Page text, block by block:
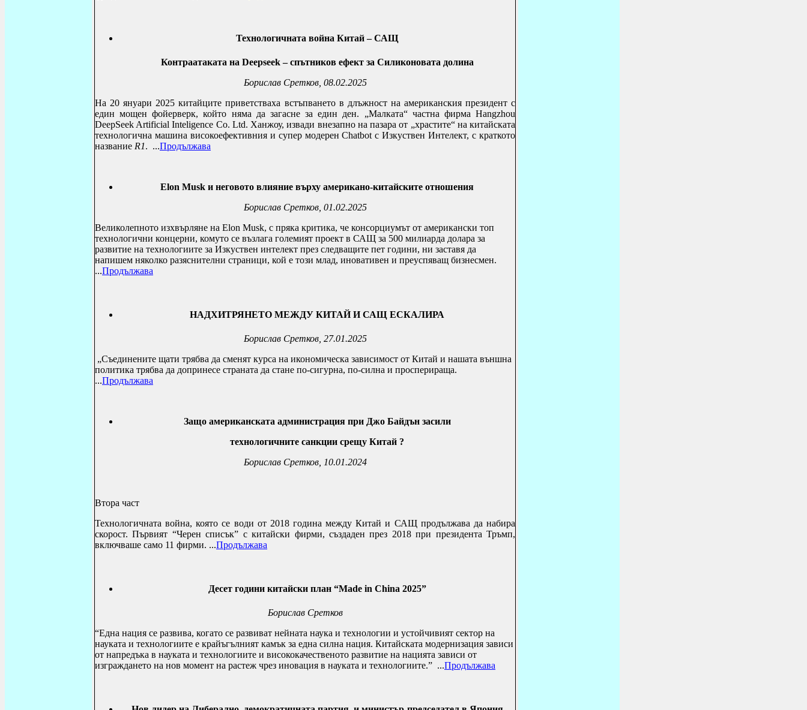
Технологичната война Китай – САЩ
Контраатаката на Deepseek– спътников ефект за Силиконовата долина
Борислав Сретков, 08.02.2025
На 20 януари 2025 китайците приветстваха встъпването в длъжност на американския президент с
един мощен фойерверк, който няма да загасне за един ден. „Малката“ частна фирма Hangzhou
DeepSeek Artificial Inteligence Co. Ltd. Ханжоу, извади внезапно на пазара от „храстите“ на китайската
технологична машина високоефективния и супер модеренChatbot с Изкуствен Интелект, с краткото
название R1. ...Продължава
Elon Musk и неговото влияние върху американо-китайските отношения
Борислав Сретков, 01.02.2025
Великолепното изхвърляне на Elon Musk, с пряка критика, че консорциумът от американски топ
технологични концерни, комуто се възлага големият проект в САЩ за 500 милиарда долара за
развитие на технологиите за Изкуствен интелект през следващите пет години, ни заставя да
напишем няколко разяснителни страници, кой е този млад, иновативен и преуспяващ бизнесмен.
...Продължава
НАДХИТРЯНЕТО МЕЖДУ КИТАЙ И САЩ ЕСКАЛИРА
Борислав Сретков, 27.01.2025
„Съединените щати трябва да сменят курса на икономическа зависимост от Китай и нашата външна
политика трябва да допринесе страната да стане по-сигурна, по-силна и просперираща.
...Продължава
Защо американската администрация при Джо Байдън засили
технологичните санкции срещу Китай ?
Борислав Сретков, 10.01.2024
Втора част
Технологичната война, която се води от 2018 година между Китай и САЩ продължава да набира
скорост. Първият “Черен списък” с китайски фирми, създаден през 2018 при президента Тръмп,
включваше само 11 фирми. ...Продължава
Десет години китайски план “Made in China 2025”
Борислав Сретков
“Една нация се развива, когато се развиват нейната наука и технологии и устойчивият сектор на
науката и технологиите е крайъгълният камък за една силна нация. Китайската модернизация зависи
от напредъка в науката и технологиите и висококачественото развитие на нацията зависи от
изграждането на нов момент на растеж чрез иновация в науката и технологиите.” ...Продължава